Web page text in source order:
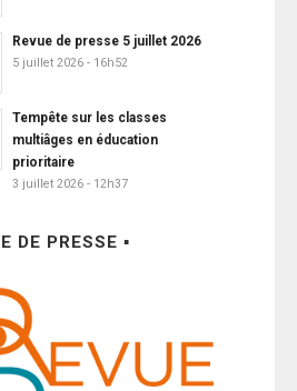
Revue de presse 5 juillet 2026
5 juillet 2026 - 16h52
Tempête sur les classes
multiâges en éducation
prioritaire
3 juillet 2026 - 12h37
DE PRESSE ▪